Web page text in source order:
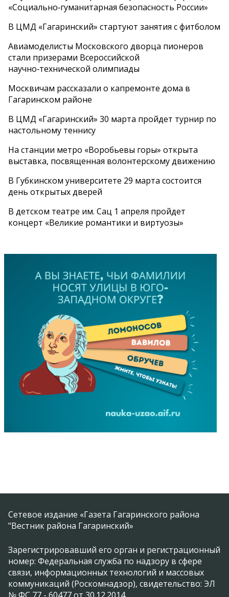
«Социально‑гуманитарная безопасность России»
В ЦМД «Гагаринский» стартуют занятия с фитболом
Авиамоделисты Московского дворца пионеров
стали призерами Всероссийской
научно‑технической олимпиады
Москвичам рассказали о капремонте дома в
Гагаринском районе
В ЦМД «Гагаринский» 30 марта пройдет турнир по
настольному теннису
На станции метро «Воробьевы горы» открыта
выставка, посвященная волонтерскому движению
В Губкинском университете 29 марта состоится
день открытых дверей
В детском театре им. Сац 1 апреля пройдет
концерт «Великие романтики и виртуозы»
Сетевое издание «Газета Гагаринского района
"Вестник района Гагаринский»
Зарегистрировавший его орган и регистрационный
номер: Федеральная служба по надзору в сфере
связи, информационных технологий и массовых
коммуникаций (Роскомнадзор), свидетельство: ЭЛ